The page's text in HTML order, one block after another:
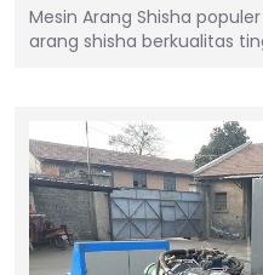
Mesin Arang Shisha
arang shisha berkualitas